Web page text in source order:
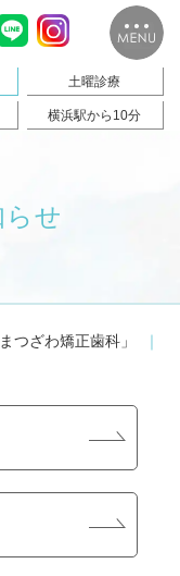
土曜診療
横浜駅から10分
せ
ざわ矯正歯科」